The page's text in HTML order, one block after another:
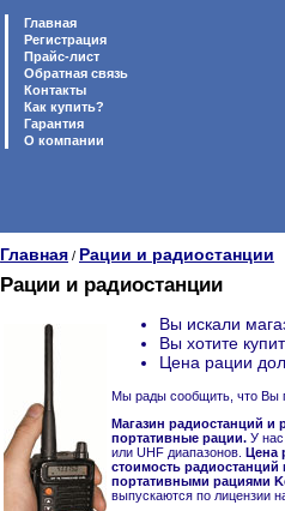
Главная
Регистрация
Прайс-лист
Обратная связь
Контакты
Как купить?
Гарантия
O компании
Главная / Рации и радиостанции
Рации и радиостанции
Вы искали
Вы хотите
Цена рации
Мы рады сообщить, что Вы
Магазин радиостанций и
портативные рации. У
или UHF диапазонов.
Цена
стоимость радиостанций
портативными рациями
выпускаются по лицензии